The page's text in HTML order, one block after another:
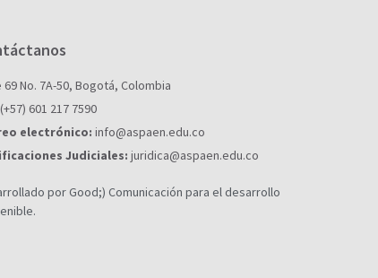
69 No. 7A-50, Bogotá, Colombia
(+57) 601 217 7590
electrónico: info@aspaen.edu.co
Judiciales: juridica@aspaen.edu.co
por Good;) Comunicación para el desarrollo